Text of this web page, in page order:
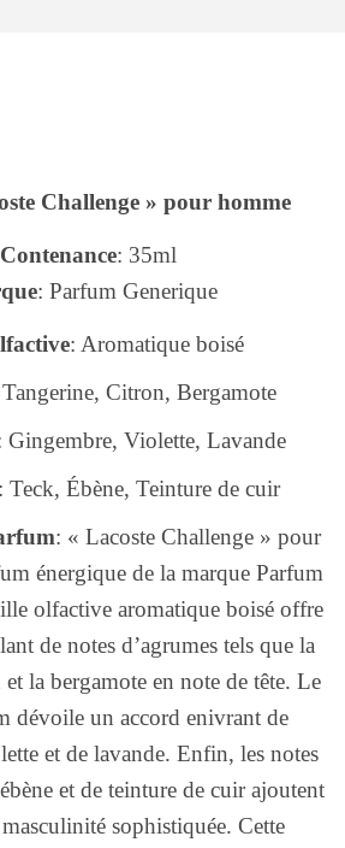
Challenge » pour homme
Contenance: 35ml
: Parfum Generique
: Aromatique boisé
Citron, Bergamote
Gingembre, Violette, Lavande
: Teck, Ébène, Teinture de cuir
: « Lacoste Challenge » pour
énergique de la marque Parfum
olfactive aromatique boisé offre
de notes d’agrumes tels que la
la bergamote en note de tête. Le
dévoile un accord enivrant de
et de lavande. Enfin, les notes
et de teinture de cuir ajoutent
sophistiquée. Cette